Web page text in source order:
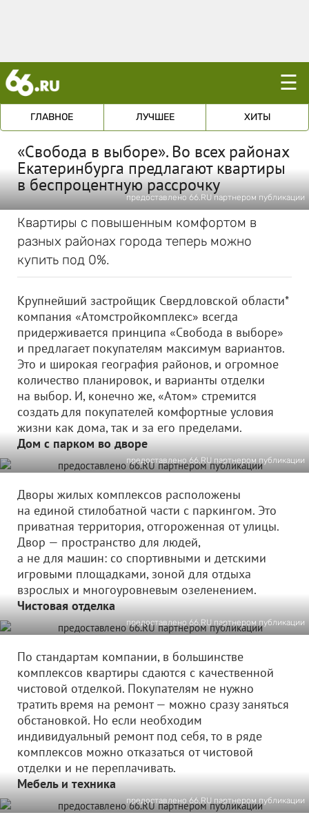
☰
ГЛАВНОЕ ЛУЧШЕЕ ХИТЫ
«Свобода в выборе». Во всех районах
Екатеринбурга предлагают квартиры
в беспроцентную рассрочку
предоставлено 66.RU партнером публикации
Квартиры с повышенным комфортом в
разных районах города теперь можно
купить под 0%.
Крупнейший застройщик Свердловской области*
компания «Атомстройкомплекс» всегда
придерживается принципа «Свобода в выборе»
и предлагает покупателям максимум вариантов.
Это и широкая география районов, и огромное
количество планировок, и варианты отделки
на выбор. И, конечно же, «Атом» стремится
создать для покупателей комфортные условия
жизни как дома, так и за его пределами.
Дом с парком во дворе
предоставлено 66.RU партнером публикации
Дворы жилых комплексов расположены
на единой стилобатной части с паркингом. Это
приватная территория, отгороженная от улицы.
Двор — пространство для людей,
а не для машин: со спортивными и детскими
игровыми площадками, зоной для отдыха
взрослых и многоуровневым озеленением.
Чистовая отделка
предоставлено 66.RU партнером публикации
По стандартам компании, в большинстве
комплексов квартиры сдаются с качественной
чистовой отделкой. Покупателям не нужно
тратить время на ремонт — можно сразу заняться
обстановкой. Но если необходим
индивидуальный ремонт под себя, то в ряде
комплексов можно отказаться от чистовой
отделки и не переплачивать.
Мебель и техника
предоставлено 66.RU партнером публикации